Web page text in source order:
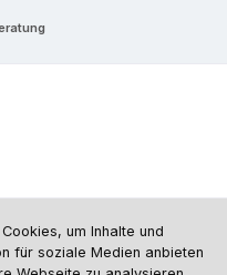
um Inhalte und
für soziale Medien anbieten